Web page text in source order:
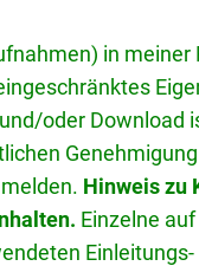
in meiner
oder Download
Hinweis zu
Einzelne
Einleitungs-